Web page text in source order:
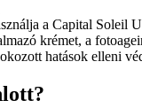
a Capital Soleil
krémet, a
hatások elleni